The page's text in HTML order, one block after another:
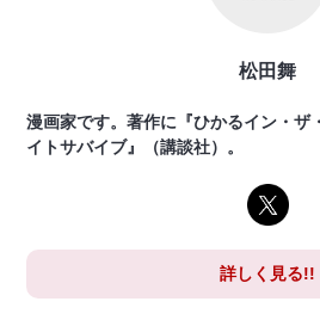
松田舞
漫画家です。著作に『ひかるイン・ザ
イトサバイブ』（講談社）。
詳しく見る!!